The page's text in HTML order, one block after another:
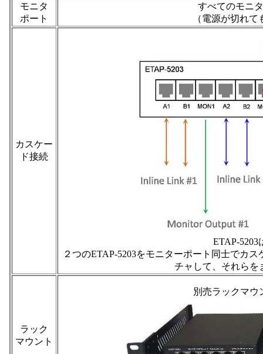
モニタ
ポート
すべてのモニ
（電源が切れ
カスケー
ド接続
ETAP-
２つのETAP-5203をモニターポート同士でカ
チャして、それらを
ラック
マウント
別売ラックマウ